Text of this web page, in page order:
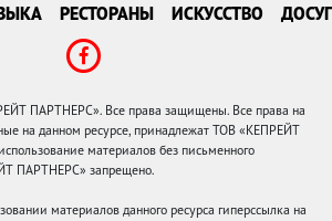
РЕСТОРАНЫ ИСКУССТВО ДОСУГ
ПАРТНЕРС». Все права защищены. Все права на
на данном ресурсе, принадлежат ТОВ «КЕПРЕЙТ
материалов без письменного
ПАРТНЕРС» запрещено.
материалов данного ресурса гиперссылка на